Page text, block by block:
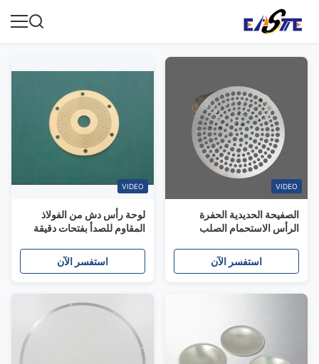
VIDEO
الصفيحة الحديدية الحفرة
الرأس الاستحمام الصلب
الحفرة الصغيرة
استفسر الآن
VIDEO
لوحة رأس دش من الفولاذ
المقاوم للصدأ بفتحات دقيقة
استفسر الآن